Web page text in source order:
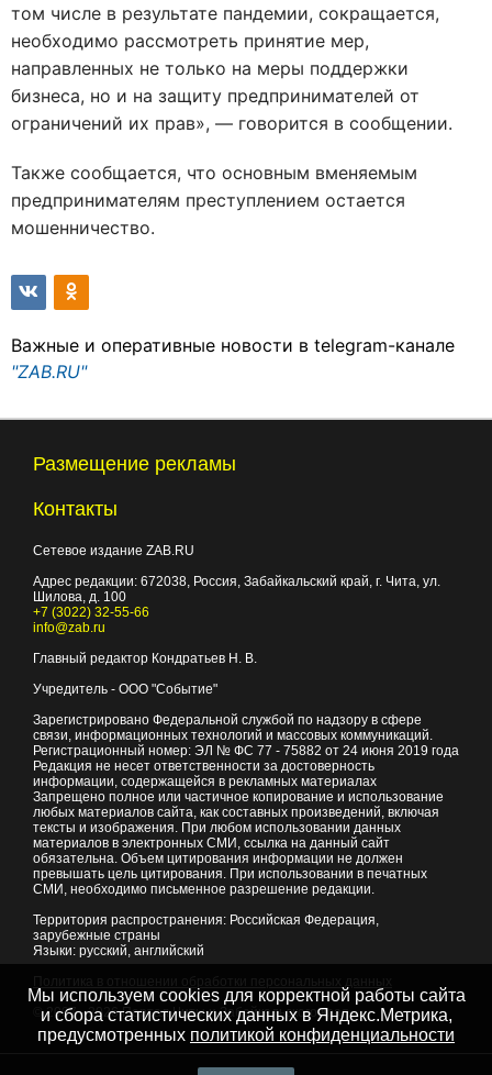
том числе в результате пандемии, сокращается,
необходимо рассмотреть принятие мер,
направленных не только на меры поддержки
бизнеса, но и на защиту предпринимателей от
ограничений их прав», — говорится в сообщении.
Также сообщается, что основным вменяемым
предпринимателям преступлением остается
мошенничество.
Важные и оперативные новости в telegram-канале
"ZAB.RU"
Размещение рекламы
Контакты
Сетевое издание ZAB.RU
Адрес редакции: 672038 , Россия, Забайкальский край, г. Чита ул.
Шилова, д. 100
+7 (3022) 32-55-66
info@zab.ru
Главный редактор Кондратьев Н. В.
Учредитель - ООО "Событие"
Зарегистрировано Федеральной службой по надзору в сфере
связи, информационных технологий и массовых коммуникаций.
Регистрационный номер: ЭЛ № ФС 77 - 75882 от 24 июня 2019 года
Редакция не несет ответственности за достоверность
информации, содержащейся в рекламных материалах
Запрещено полное или частичное копирование и использование
любых материалов сайта, как составных произведений, включая
тексты и изображения. При любом использовании данных
материалов в электронных СМИ, ссылка на данный сайт
обязательна. Объем цитирования информации не должен
превышать цель цитирования. При использовании в печатных
СМИ, необходимо письменное разрешение редакции.
Территория распространения: Российская Федерация,
зарубежные страны
Языки: русский, английский
© 2007 - 2026Портал Читы и Забайкальского края
Мы используем cookies для корректной работы сайта
и сбора статистических данных в Яндекс.Метрика,
предусмотренных политикой конфиденциальности